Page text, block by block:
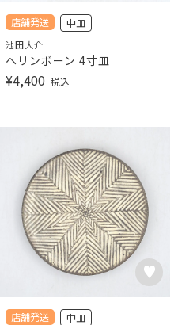
店舗発送 中皿
池田大介
ヘリンボーン 4寸皿
¥4,400 税込
店舗発送 中皿